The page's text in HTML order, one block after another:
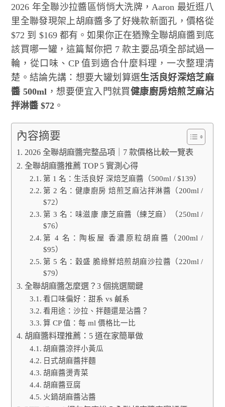
2026 年全聯沙拉醬區悄悄大洗牌，Aaron 最近逛八
里全聯發現架上胡麻醬多了好幾款新面孔，價格從
$72 到 $169 都有。如果你正在猶豫全聯胡麻醬到底
該買哪一罐，這篇幫你把 7 款主要品項全部試過一
輪，從口味、CP 值到適合什麼料理，一次整理清
楚。結論先講：想要大罐划算選生活良好深焙芝麻
醬 500ml ，想要便宜入門就買健康廚房焙煎芝麻沾
拌淋醬 $72 。
內容摘要
2026 全聯胡麻醬完整品項｜7 款價格比較一覽表
全聯胡麻醬推薦 TOP 5 實測心得
第 1 名：生活良好 深焙芝麻醬（500ml / $139）
第 2 名：健康廚房 焙煎芝麻沾拌淋醬（200ml /
$72）
第 3 名：味滋康 康芝麻醬（練芝麻）（250ml /
$76）
第 4 名：陶板屋 香濃原粒胡麻醬（200ml /
$95）
第 5 名：穀盛 脆綠鮮焙煎胡麻沙拉醬（220ml /
$79）
全聯胡麻醬怎麼選？3 個挑選關鍵
看口味偏好：甜系 vs 鹹系
看用途：沙拉、拌麵還是沾醬？
算 CP 值：每 ml 價格比一比
胡麻醬料理推薦：5 道在家簡單做
胡麻醬涼拌小黃瓜
日式胡麻醬拌麵
胡麻醬燙青菜
胡麻醬豆腐
火鍋胡麻醬沾醬